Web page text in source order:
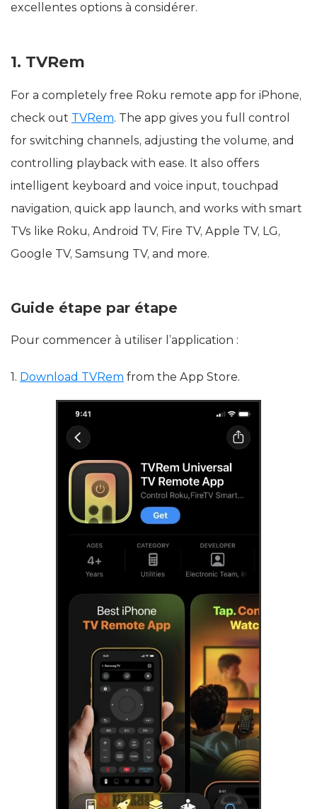
excellentes options à considérer.
1. TVRem
For a completely free Roku remote app for iPhone,
check out TVRem. The app gives you full control
for switching channels, adjusting the volume, and
controlling playback with ease. It also offers
intelligent keyboard and voice input, touchpad
navigation, quick app launch, and works with smart
TVs like Roku, Android TV, Fire TV, Apple TV, LG,
Google TV, Samsung TV, and more.
Guide étape par étape
Pour commencer à utiliser l’application :
1. Download TVRem from the App Store.